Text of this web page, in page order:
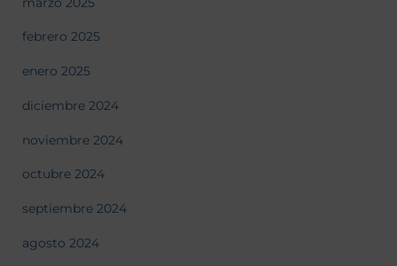
febrero 2025
enero 2025
diciembre 2024
noviembre 2024
octubre 2024
septiembre 2024
agosto 2024